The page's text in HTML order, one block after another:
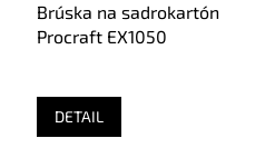
Brúska na sadrokartón
Procraft EX1050
DETAIL